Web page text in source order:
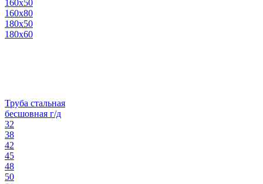
160х50
160х80
180х50
180х60
Труба стальная
бесшовная г/д
32
38
42
45
48
50